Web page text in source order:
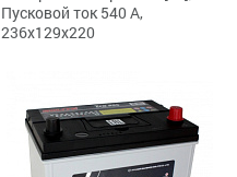
Пусковой ток 540 А,
236x129x220